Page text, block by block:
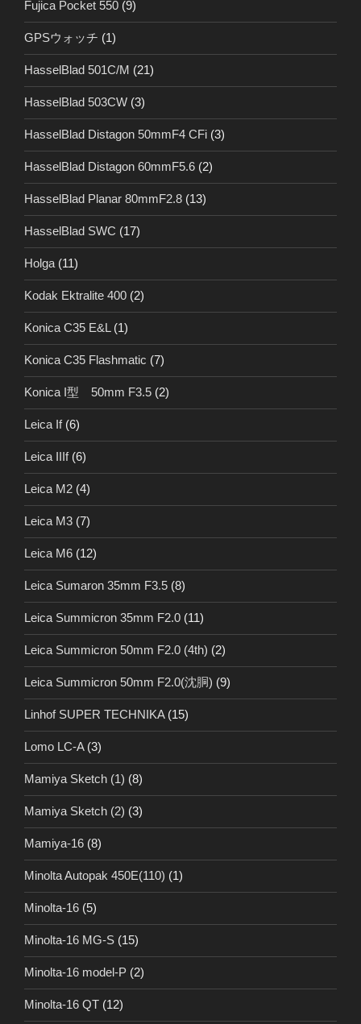
Fujica Pocket 550 (9)
GPSウォッチ (1)
HasselBlad 501C/M (21)
HasselBlad 503CW (3)
HasselBlad Distagon 50mmF4 CFi (3)
HasselBlad Distagon 60mmF5.6 (2)
HasselBlad Planar 80mmF2.8 (13)
HasselBlad SWC (17)
Holga (11)
Kodak Ektralite 400 (2)
Konica C35 E&L (1)
Konica C35 Flashmatic (7)
Konica I型 50mm F3.5 (2)
Leica If(6)
Leica IIIf(6)
Leica M2 (4)
Leica M3 (7)
Leica M6 (12)
Leica Sumaron 35mm F3.5 (8)
Leica Summicron 35mm F2.0 (11)
Leica Summicron 50mm F2.0 (4th) (2)
Leica Summicron 50mm F2.0(沈胴) (9)
Linhof SUPER TECHNIKA(15)
Lomo LC-A(3)
Mamiya Sketch (1) (8)
Mamiya Sketch (2) (3)
Mamiya-16 (8)
Minolta Autopak 450E(110) (1)
Minolta-16 (5)
Minolta-16 MG-S (15)
Minolta-16 model-P (2)
Minolta-16 QT (12)